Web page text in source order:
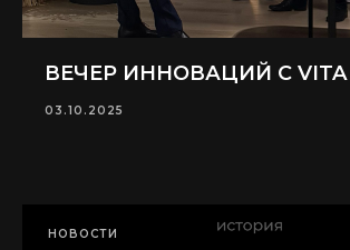
ВЕЧЕР ИННОВАЦИЙ С VITA
03.10.2025
НОВОСТИ